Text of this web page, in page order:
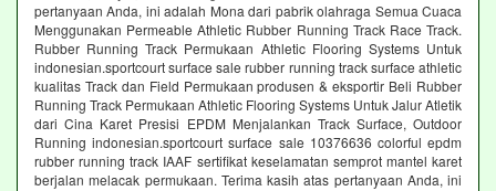
pertanyaan Anda, ini adalah Mona dari pabrik olahraga Semua Cuaca
Menggunakan Permeable Athletic Rubber Running Track Race Track.
Rubber Running Track Permukaan Athletic Flooring Systems Untuk
indonesian.sportcourt surface sale rubber running track surface athletic
kualitas Track dan Field Permukaan produsen & eksportir Beli Rubber
Running Track Permukaan Athletic Flooring Systems Untuk Jalur Atletik
dari Cina Karet Presisi EPDM Menjalankan Track Surface, Outdoor
Running indonesian.sportcourt surface sale 10376636 colorful epdm
rubber running track IAAF sertifikat keselamatan semprot mantel karet
berjalan melacak permukaan. Terima kasih atas pertanyaan Anda, ini